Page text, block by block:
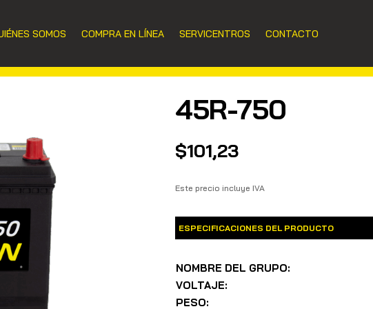
SOMOS COMPRA EN LÍNEA SERVICENTROS CONTACTO
45R-750
$101,23
Este precio incluye IVA
ESPECIFICACIONES DEL PRODUCTO
NOMBRE DEL GRUPO:
VOLTAJE:
PESO: